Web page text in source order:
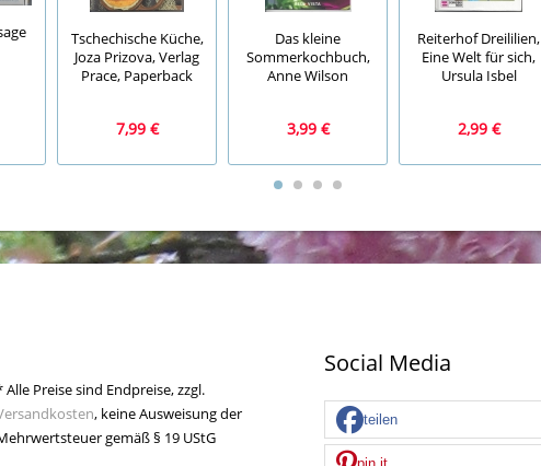
Tschechische Küche,
Joza Prizova, Verlag
Prace, Paperback
7,99 €
Das kleine
Sommerkochbuch,
Anne Wilson
3,99 €
Reiterhof Dreililien,
Eine Welt für sich,
Ursula Isbel
2,99 €
Alle Preise sind Endpreise, zzgl.
, keine Ausweisung der
gemäß § 19 UStG
Social Media
teilen